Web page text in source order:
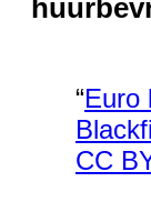
“Euro
CC